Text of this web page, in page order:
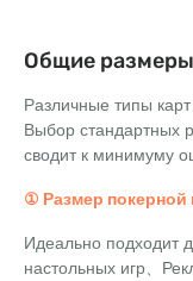
Общие
Различные типы
Выбор стандартных
сводит к минимуму
① Размер
Идеально подходит
настольных игр、